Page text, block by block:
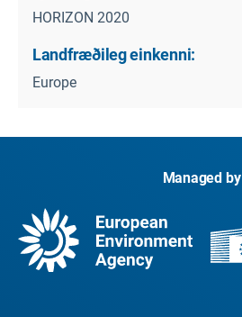
HORIZON 2020
Landfræðileg einkenni:
Europe
Managed by